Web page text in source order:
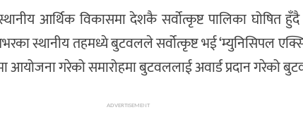
आर्थिक विकासमा देशकै सर्वोत्कृष्ट पालिका घोषित हुँदै
स्थानीय तहमध्ये बुटवलले सर्वोत्कृष्ट भई ‘म्युनिसिपल
आयोजना गरेको समारोहमा बुटवललाई अवार्ड प्रदान गरेको
ADVERTISEMENT